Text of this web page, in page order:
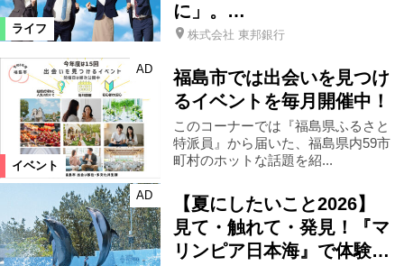
ライフ
に」。…
株式会社 東邦銀行
イベント
AD
福島市では出会いを見つけ
るイベントを毎月開催中！
このコーナーでは『福島県ふるさと
特派員』から届いた、福島県内59市
町村のホットな話題を紹...
AD
【夏にしたいこと2026】
見て・触れて・発見！『マ
リンピア日本海』で体験…